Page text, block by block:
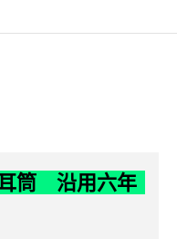
筒 沿用六年